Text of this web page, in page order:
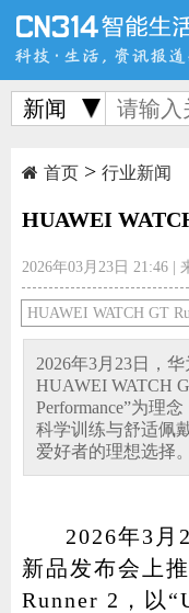
首页
导购
图赏
家电
新闻
首页> 行业新闻
HUAWEI
2026年03月23日 21:46|
HUAWEI WATCH GT
​2026年3月23日，
HUAWEI WATCH
Performance”为理
科学训练与舒适佩
爱好者的理想选择。
2026年3月
新品发布会上
Runner 2，以